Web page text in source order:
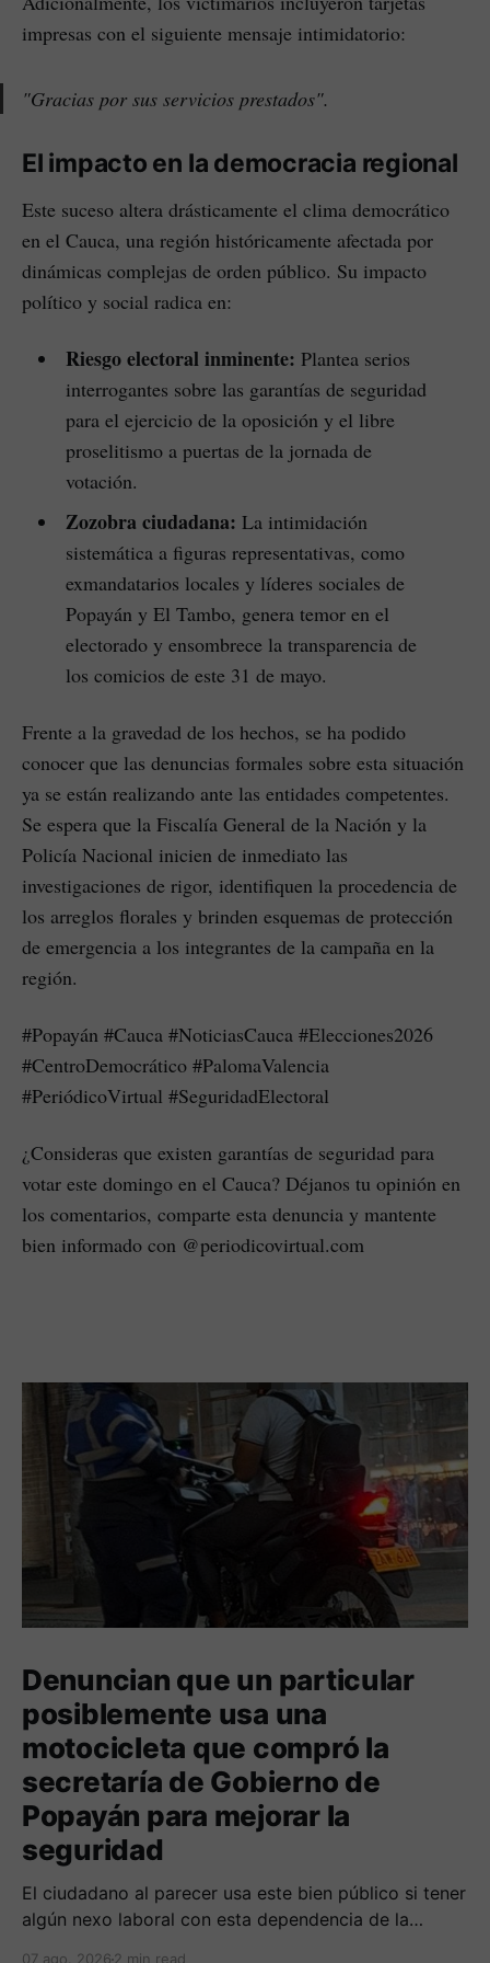
impresas con el siguiente mensaje intimidatorio:
"Gracias por sus servicios prestados".
El impacto en la democracia regional
Este suceso altera drásticamente el clima democrático
en el Cauca, una región históricamente afectada por
dinámicas complejas de orden público. Su impacto
político y social radica en:
Riesgo electoral inminente: Plantea serios
interrogantes sobre las garantías de seguridad
para el ejercicio de la oposición y el libre
proselitismo a puertas de la jornada de
votación.
Zozobra ciudadana: La intimidación
sistemática a figuras representativas, como
exmandatarios locales y líderes sociales de
Popayán y El Tambo, genera temor en el
electorado y ensombrece la transparencia de
los comicios de este 31 de mayo.
Frente a la gravedad de los hechos, se ha podido
conocer que las denuncias formales sobre esta situación
ya se están realizando ante las entidades competentes.
Se espera que la Fiscalía General de la Nación y la
Policía Nacional inicien de inmediato las
investigaciones de rigor, identifiquen la procedencia de
los arreglos florales y brinden esquemas de protección
de emergencia a los integrantes de la campaña en la
región.
#Popayán #Cauca #NoticiasCauca #Elecciones2026
#CentroDemocrático #PalomaValencia
#PeriódicoVirtual #SeguridadElectoral
¿Consideras que existen garantías de seguridad para
votar este domingo en el Cauca? Déjanos tu opinión en
los comentarios, comparte esta denuncia y mantente
bien informado con @periodicovirtual.com
Denuncian que un particular
posiblemente usa una
motocicleta que compró la
secretaría de Gobierno de
Popayán para mejorar la
seguridad
El ciudadano al parecer usa este bien público si tener
algún nexo laboral con esta dependencia de la
07 ago. 2026 2 min read